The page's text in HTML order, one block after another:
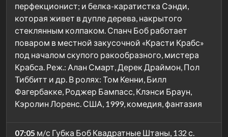
перфекционист; и белка-каратистка Сэнди,
которая живет в дупле дерева, накрытого
стеклянным колпаком. Спанч Боб работает
поваром в местной закусочной «Красти Крабс»
под началом скупого ракообразного, мистера
Крабса. Реж.: Алан Смарт, Дерек Драймон, Пол
Тиббитт и др. В ролях: Том Кенни, Билл
Фагербакке, Роджер Бампасс, Клэнси Браун,
Кэролин Лоренс. США, 1999, комедия, фантазия
07:05 м/с Губка Боб Квадратные Штаны, 132 с.